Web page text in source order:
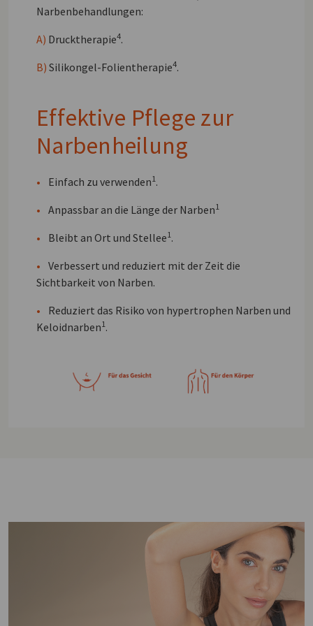
Narbenbehandlungen:
A) Drucktherapie4.
B) Silikongel-Folientherapie4.
Effektive Pflege zur
Narbenheilung
• Einfach zu verwenden1 .
• Anpassbar an die Länge der Narben1
• Bleibt an Ort und Stellee1 .
• Verbessert und reduziert mit der Zeit die
Sichtbarkeit von Narben.
•
Reduziert das Risiko von hypertrophen Narben und
Keloidnarben1 .